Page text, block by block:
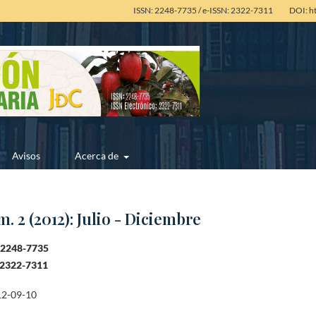
ISSN: 2248-7735 / e-ISSN: 2322-7311 DOI:
Avisos Acerca de
2 (2012): Julio - Diciembre
7735
7311
09-10